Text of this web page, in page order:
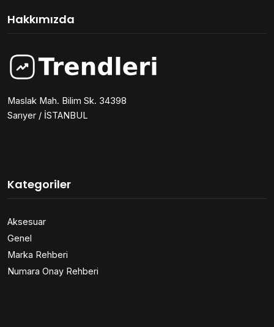
Hakkımızda
Maslak Mah. Bilim Sk. 34398
Sarıyer / İSTANBUL
Kategoriler
Aksesuar
Genel
Marka Rehberi
Numara Onay Rehberi